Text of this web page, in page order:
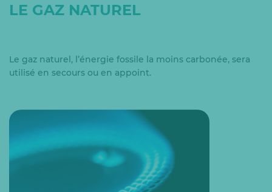
LE GAZ NATUREL
Le gaz naturel, l’énergie fossile la moins carbonée, sera
utilisé en secours ou en appoint.